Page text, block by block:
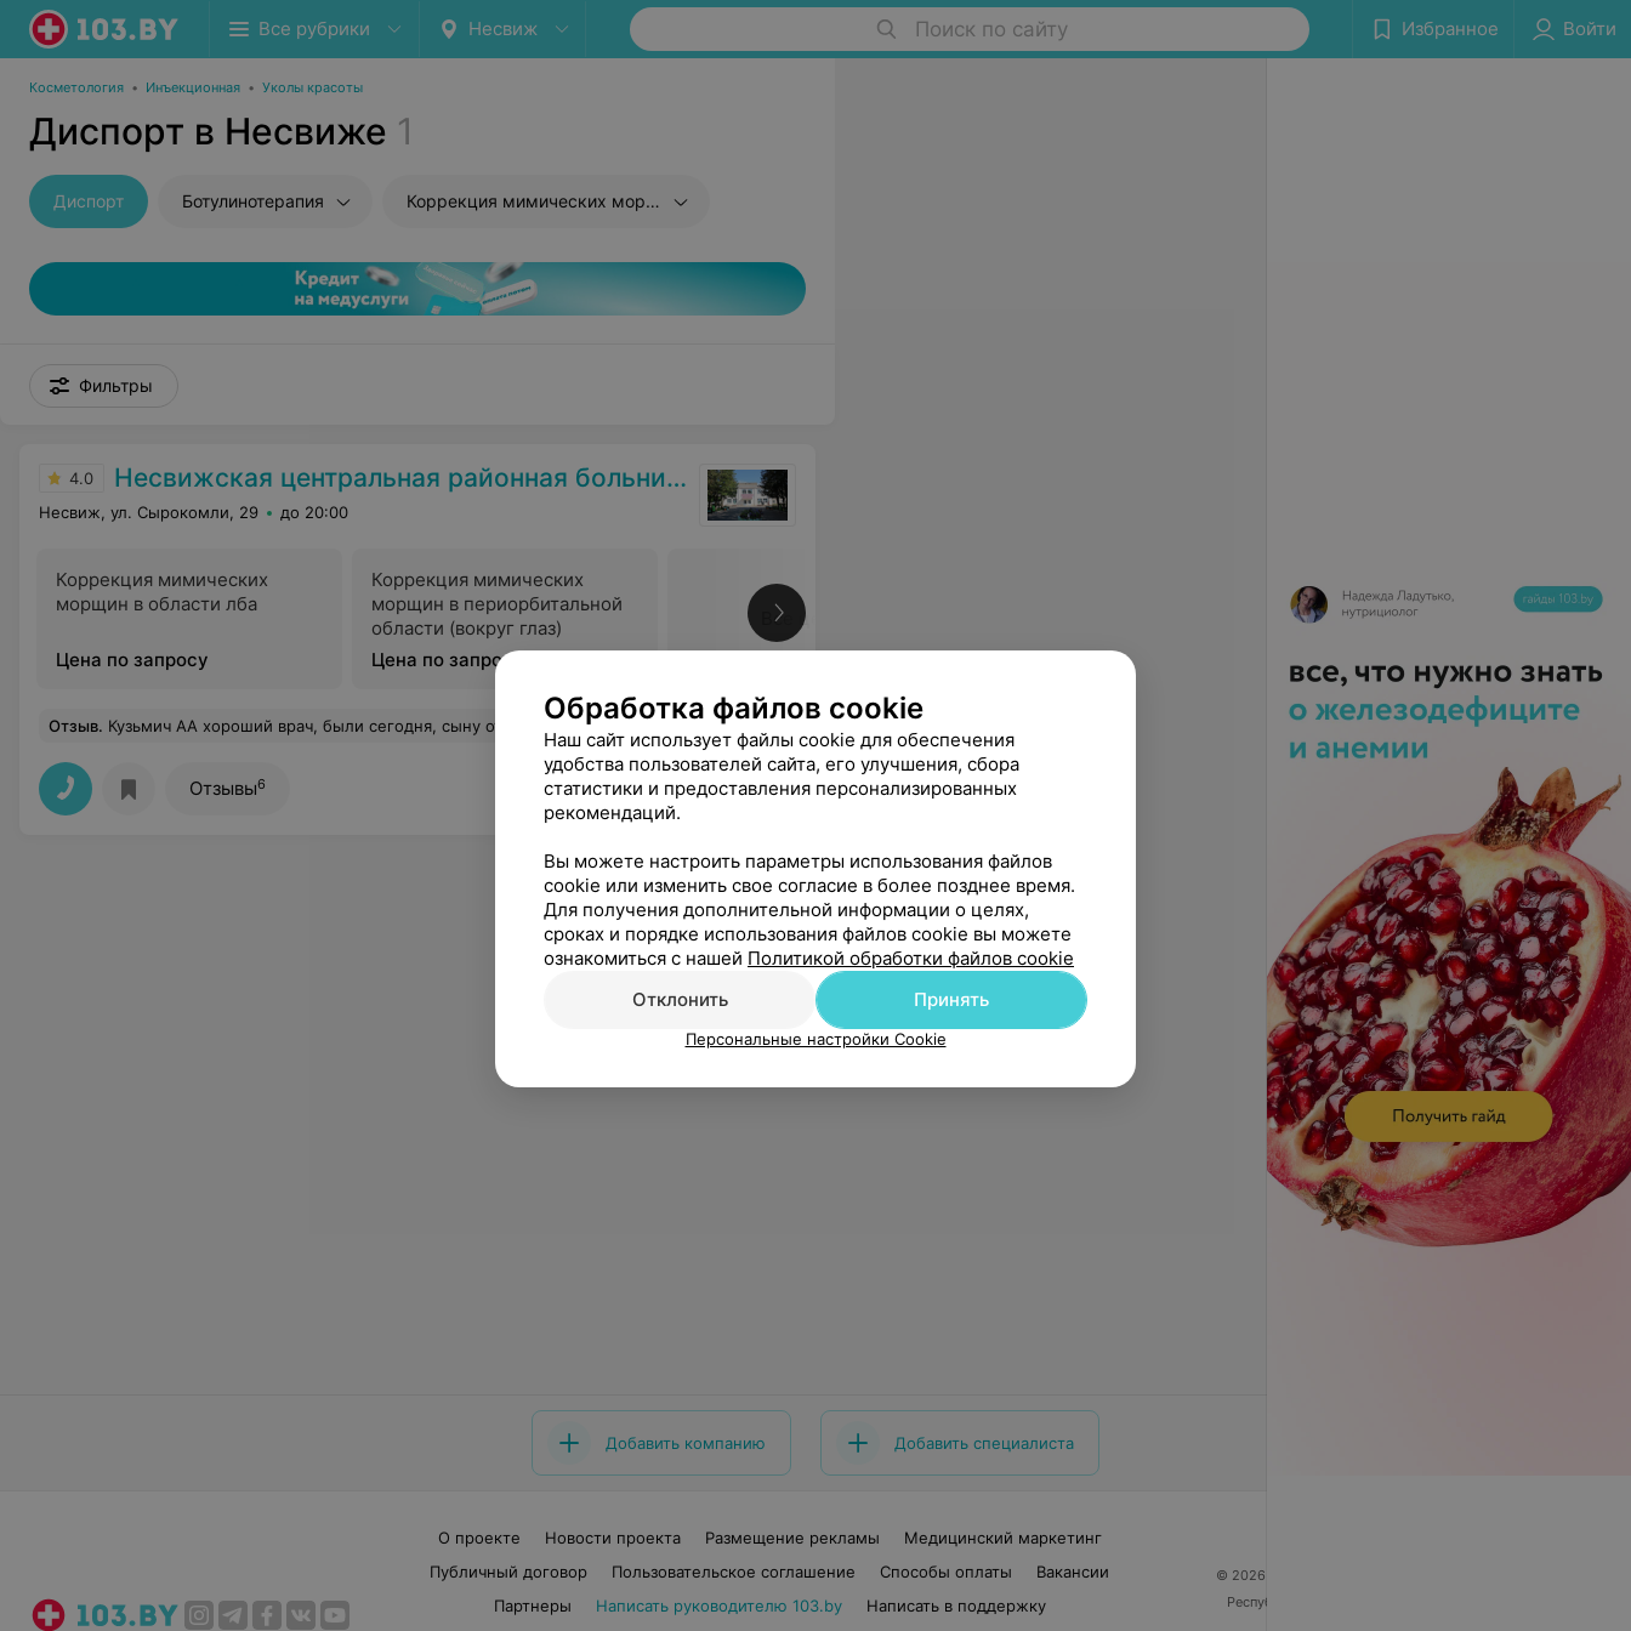
Все рубрики Несвиж Поиск по сайту Избранное Войти
Косметология • Инъекционная • Уколы красоты
Диспорт в Несвиже 1
Диспорт Ботулинотерапия Коррекция мимических морщин
Фильтры
4.0 Несвижская центральная районная больница
Несвиж, ул. Сырокомли, 29 до 20:00
Коррекция мимических
морщин в области лба
Цена по запросу
Коррекция мимических
морщин в периорбитальной
области (вокруг глаз)
Цена по запросу
Все цены
Отзыв. Кузьмич АА хороший врач, были сегодня, сыну открывал головку. Да больно, да плачет при мочеиспускании, но это нужно перетерпеть и помочь ребенку делать ванночки. Все заживёт. После каждого любого уролога при такой ситуации будет болеть. И после любой операции раны болят и неделями.... Врача советую всё сделал быстро четко и добросовестно.
Отзывы6
Добавить компанию Добавить специалиста
О проекте Новости проекта Размещение рекламы
Медицинский маркетинг
Публичный договор
Пользовательское соглашение Способы оплаты
Вакансии
Партнеры
Написать руководителю 103.by
Написать в поддержку
© 2026 ООО «Артокс Лаб», УНП 191700409
Республика Беларусь, г. Минск, улица Толбухина, 2,
Обработка файлов cookie
Наш сайт использует файлы cookie для обеспечения
удобства пользователей сайта, его улучшения, сбора
статистики и предоставления персонализированных
рекомендаций.
Вы можете настроить параметры использования файлов
cookie или изменить свое согласие в более позднее время.
Для получения дополнительной информации о целях,
сроках и порядке использования файлов cookie вы можете
ознакомиться с нашей Политикой обработки файлов cookie
Отклонить
Принять
Персональные настройки Cookie